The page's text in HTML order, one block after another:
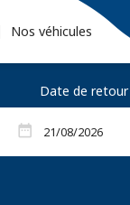
Nos véhicules
Date de retour
date_range